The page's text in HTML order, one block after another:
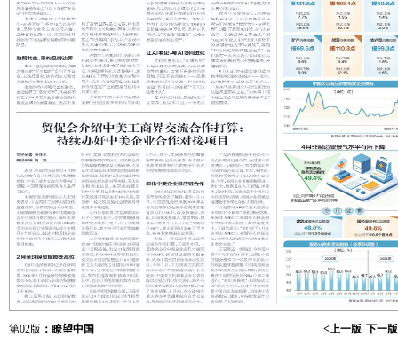
第02版 ：瞭望中国 下一
<上一版